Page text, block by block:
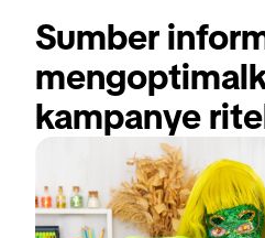
Sumber
kampanye